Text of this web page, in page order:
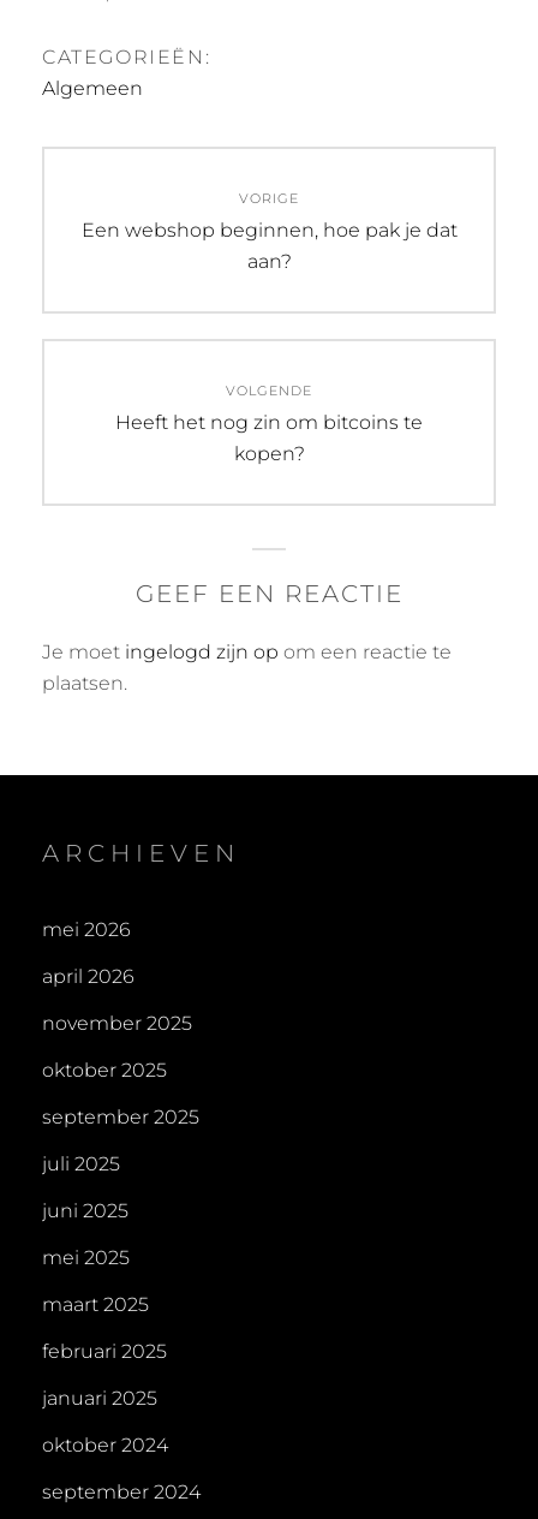
CATEGORIEËN:
Algemeen
navigatie
VORIGE
Vorig
Een webshop beginnen, hoe pak je dat
aan?
VOLGENDE
Volgend
Heeft het nog zin om bitcoins te
kopen?
GEEF EEN REACTIE
Je moet ingelogd zijn op om een reactie te
plaatsen.
ARCHIEVEN
mei 2026
april 2026
november 2025
oktober 2025
september 2025
juli 2025
juni 2025
mei 2025
maart 2025
februari 2025
januari 2025
oktober 2024
september 2024